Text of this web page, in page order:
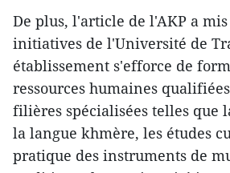
De plus, l'article de l'AKP a
initiatives de l'Université de
établissement s'efforce de
ressources humaines
filières spécialisées telles que
la langue khmère, les études
pratique des instruments de